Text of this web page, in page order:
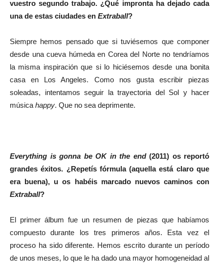
vuestro segundo trabajo. ¿Qué impronta ha dejado cada
una de estas ciudades en Extraball?
Siempre hemos pensado que si tuviésemos que componer
desde una cueva húmeda en Corea del Norte no tendríamos
la misma inspiración que si lo hiciésemos desde una bonita
casa en Los Angeles. Como nos gusta escribir piezas
soleadas, intentamos seguir la trayectoria del Sol y hacer
música happy. Que no sea deprimente.
Everything is gonna be OK in the end(2011) os reportó
grandes éxitos. ¿Repetís fórmula (aquella está claro que
era buena), u os habéis marcado nuevos caminos con
Extraball?
El primer álbum fue un resumen de piezas que habíamos
compuesto durante los tres primeros años. Esta vez el
proceso ha sido diferente. Hemos escrito durante un período
de unos meses, lo que le ha dado una mayor homogeneidad al